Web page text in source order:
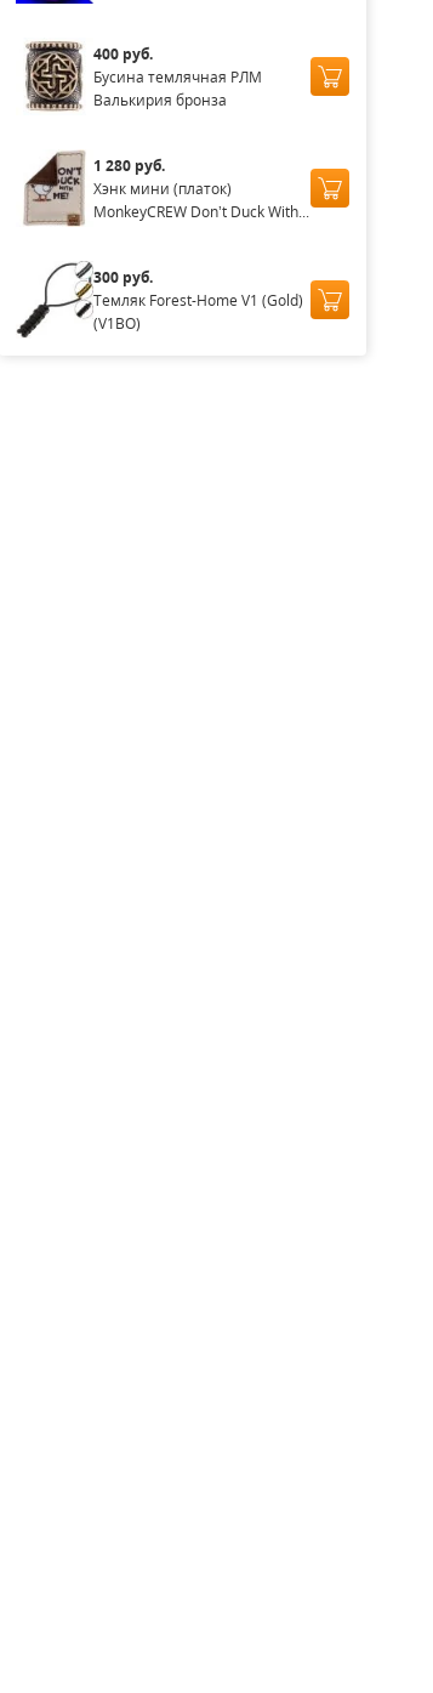
400 руб.
Бусина темлячная РЛМ
Валькирия бронза
1 280 руб.
Хэнк мини (платок)
MonkeyCREW Don’t Duck With...
300 руб.
Темляк Forest-Home V1 (Gold)
(V1BO)